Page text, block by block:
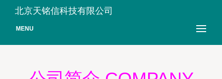
北京天铭信科技有限公司
MENU